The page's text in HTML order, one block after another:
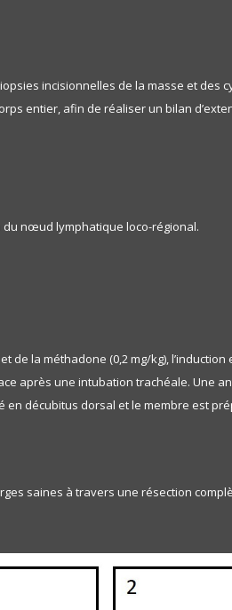
incisionnelles de la masse et
entier, afin de réaliser un bilan
du nœud lymphatique loco-régional.
la méthadone (0,2 mg/kg),
après une intubation trachéale. Une
décubitus dorsal et le membre est
saines à travers une résection